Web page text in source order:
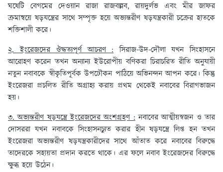
ঘষেটি বেগমের দেওয়ান রাজা রাজবল্লব, রায়দুর্লভ এবং মীর জাফর
ক্রমান্বয়ে ষড়যন্ত্রের সাথে সম্পৃক্ত হয়ে অভ্যন্তরীণ ষড়যন্ত্রকারী চক্রের হাতকে
শক্তিশালী করে।
২. ইংরেজদের ঔদ্ধত্যপূর্ণ আচরণ :সিরাজ-উদ-দৌলা যখন সিংহাসনে
আরোহণ করেন তখন অন্যান্য ইউরোপীয় বণিকরা চিরাচরিত রীতি অনুযায়ী
নতুন নবাবকে স্বীকৃতিপূর্বক উপঢৌকন পাঠিয়ে অভিনন্দন আপন করে। কিন্তু
ইংরেজরা প্রচলিত রীতি অগ্রাহ্য করায় প্রথম থেকেই নবাবের বিরাগভাজন
হয়।
৩. অভ্যন্তরীণ ষড়যন্ত্রে ইংরেজদের অংশগ্রহণ :নবাবের আত্মীয়স্বজন ও তার
দোসররা যখন নবাবকে সিংহাসনচ্যুত করার হীন ষড়যন্ত্রে লিপ্ত হন তখন
ইংরেজরা অভ্যন্তরীণ ষড়যন্ত্রকারীদের সাথে আঁতাত করে নবাবের বিরুদ্ধে
তাদেরকে সহায়তা প্রদান করতে থাকে। এর ফলে নবাব ইংরেজদের বিরুদ্ধে
ক্ষুব্ধ হয়ে উঠেন।